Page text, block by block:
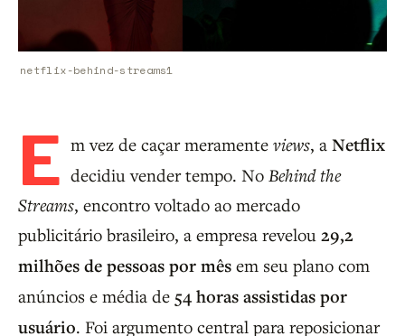
netflix-behind-streams1
E m vez de caçar meramente views, a Netflix
decidiu vender tempo. No Behind the
Streams, encontro voltado ao mercado
publicitário brasileiro, a empresa revelou 29,2
milhões de pessoas por mês em seu plano com
anúncios e média de 54 horas assistidas por
usuário. Foi argumento central para reposicionar